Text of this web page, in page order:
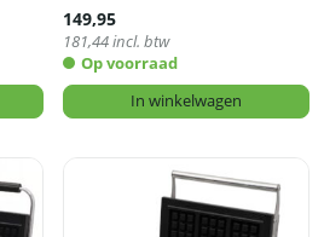
149,95
181,44incl. btw
Op voorraad
In winkelwagen